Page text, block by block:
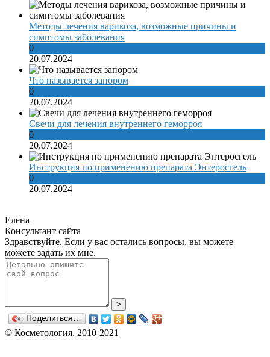
Методы лечения варикоза, возможные причины и
симптомы заболевания
0
20.07.2024
Что называется запором
0
20.07.2024
Свечи для лечения внутреннего геморроя
0
20.07.2024
Инструкция по применению препарата Энтеросгель
0
20.07.2024
Елена
Консультант сайта
Здравствуйте. Если у вас остались вопросы, вы можете
можете задать их мне.
>
Поделиться…
© Косметология, 2010-2021